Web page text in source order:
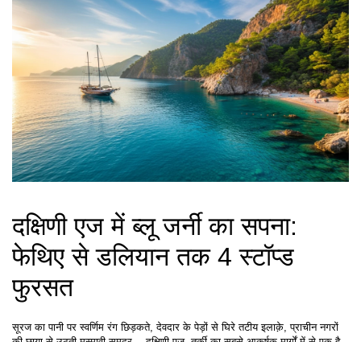
दक्षिणी एज में ब्लू जर्नी का सपना:
फेथिए से डलियान तक 4 स्टॉप्ड
फुरसत
सूरज का पानी पर स्वर्णिम रंग छिड़कते, देवदार के पेड़ों से घिरे तटीय इलाक़े, प्राचीन नगरों